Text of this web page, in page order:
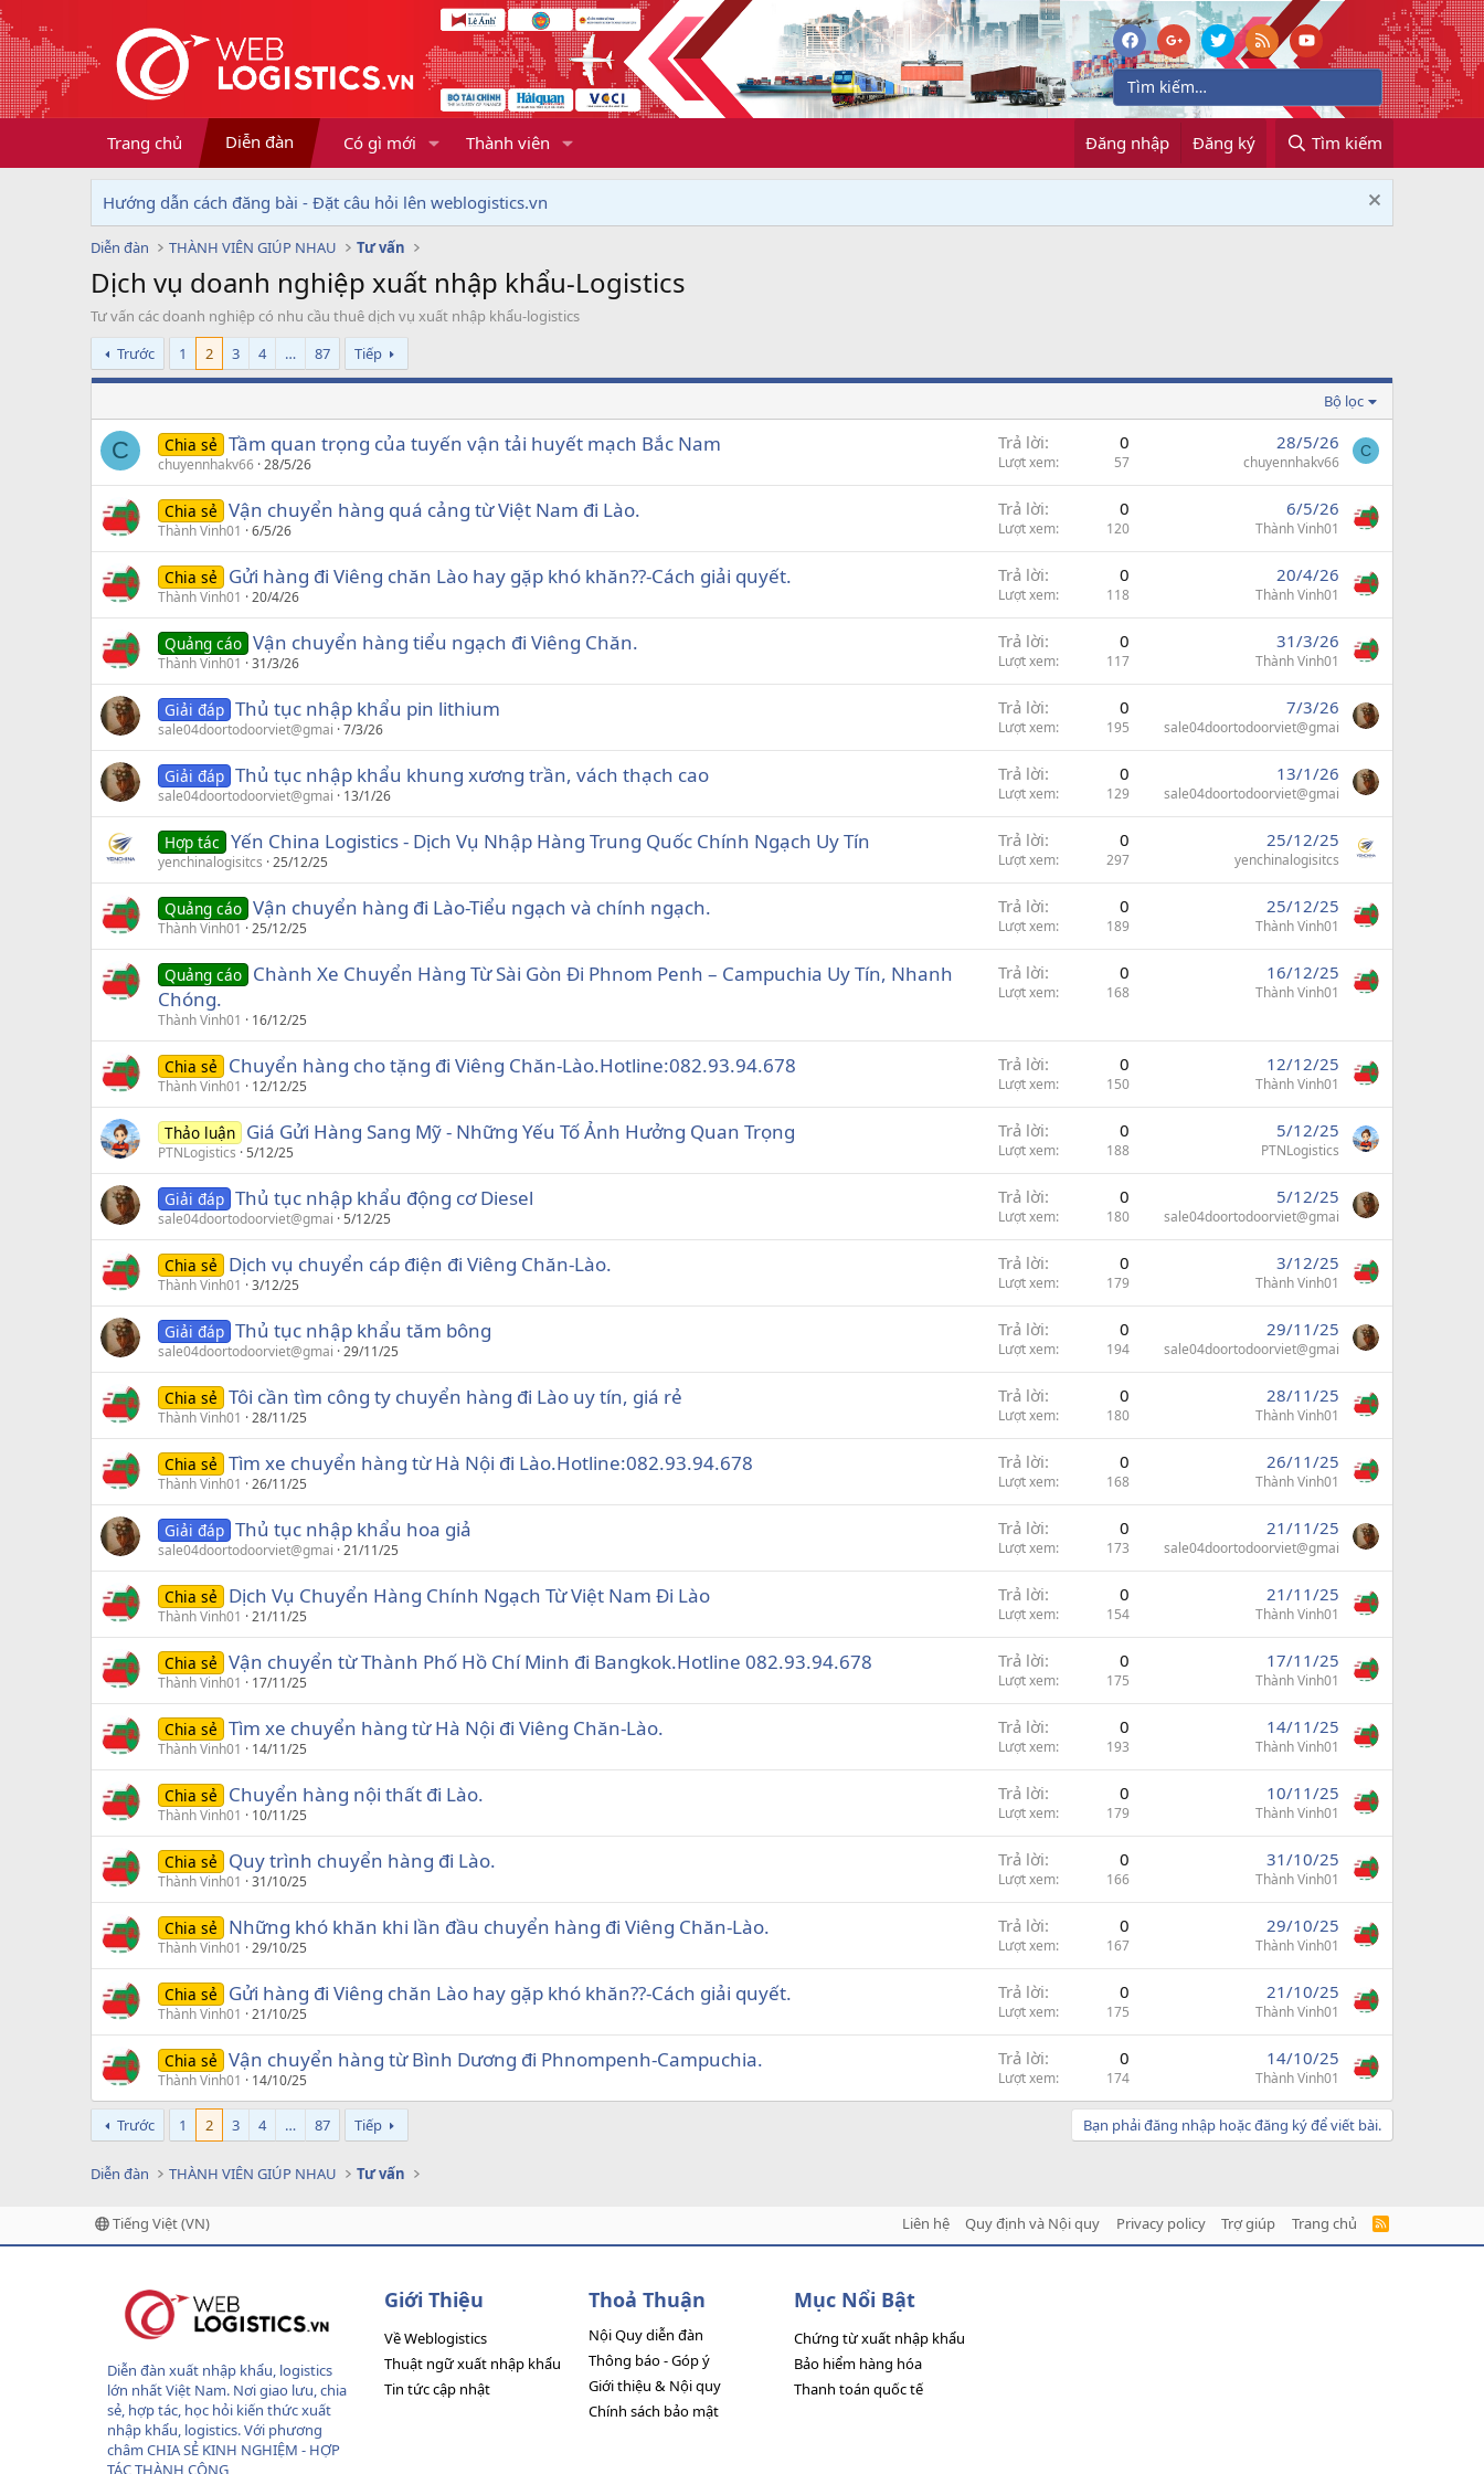
Trang chủ Diễn đàn Có gì mới Thành viên Đăng nhập Đăng ký Tìm kiếm
Hướng dẫn cách đăng bài - Đặt câu hỏi lên weblogistics.vn
Diễn đàn THÀNH VIÊN GIÚP NHAU Tư vấn
Dịch vụ doanh nghiệp xuất nhập khẩu-Logistics
Tư vấn các doanh nghiệp có nhu cầu thuê dịch vụ xuất nhập khẩu-logistics
Trước
1 2 3 4 … 87 Tiếp
Bộ lọc
C Chia sẻ Tầm quan trọng của tuyến vận tải huyết mạch Bắc Nam
chuyennhakv66 28/5/26
Trả lời 0
Lượt xem 57
28/5/26
chuyennhakv66
C
Chia sẻ Vận chuyển hàng quá cảng từ Việt Nam đi Lào.
Thành Vinh01 6/5/26
Trả lời 0
Lượt xem 120
6/5/26
Thành Vinh01
Chia sẻ Gửi hàng đi Viêng chăn Lào hay gặp khó khăn??-Cách giải quyết.
Thành Vinh01 20/4/26
Trả lời 0
Lượt xem 118
20/4/26
Thành Vinh01
Quảng cáo Vận chuyển hàng tiểu ngạch đi Viêng Chăn.
Thành Vinh01 31/3/26
Trả lời 0
Lượt xem 117
31/3/26
Thành Vinh01
Giải đáp Thủ tục nhập khẩu pin lithium
sale04doortodoorviet@gmai 7/3/26
Trả lời 0
Lượt xem 195
7/3/26
sale04doortodoorviet@gmai
Giải đáp Thủ tục nhập khẩu khung xương trần, vách thạch cao
sale04doortodoorviet@gmai 13/1/26
Trả lời 0
Lượt xem 129
13/1/26
sale04doortodoorviet@gmai
Hợp tác Yến China Logistics - Dịch Vụ Nhập Hàng Trung Quốc Chính Ngạch Uy Tín
yenchinalogisitcs 25/12/25
Trả lời 0
Lượt xem 297
25/12/25
yenchinalogisitcs
Quảng cáo Vận chuyển hàng đi Lào-Tiểu ngạch và chính ngạch.
Thành Vinh01 25/12/25
Trả lời 0
Lượt xem 189
25/12/25
Thành Vinh01
Quảng cáo Chành Xe Chuyển Hàng Từ Sài Gòn Đi Phnom Penh – Campuchia Uy Tín, Nhanh
Chóng.
Thành Vinh01 16/12/25
Trả lời 0
Lượt xem 168
16/12/25
Thành Vinh01
Chia sẻ Chuyển hàng cho tặng đi Viêng Chăn-Lào.Hotline:082.93.94.678
Thành Vinh01 12/12/25
Trả lời 0
Lượt xem 150
12/12/25
Thành Vinh01
Thảo luận Giá Gửi Hàng Sang Mỹ - Những Yếu Tố Ảnh Hưởng Quan Trọng
PTNLogistics 5/12/25
Trả lời 0
Lượt xem 188
5/12/25
PTNLogistics
Giải đáp Thủ tục nhập khẩu động cơ Diesel
sale04doortodoorviet@gmai 5/12/25
Trả lời 0
Lượt xem 180
5/12/25
sale04doortodoorviet@gmai
Chia sẻ Dịch vụ chuyển cáp điện đi Viêng Chăn-Lào.
Thành Vinh01 3/12/25
Trả lời 0
Lượt xem 179
3/12/25
Thành Vinh01
Giải đáp Thủ tục nhập khẩu tăm bông
sale04doortodoorviet@gmai 29/11/25
Trả lời 0
Lượt xem 194
29/11/25
sale04doortodoorviet@gmai
Chia sẻ Tôi cần tìm công ty chuyển hàng đi Lào uy tín, giá rẻ
Thành Vinh01 28/11/25
Trả lời 0
Lượt xem 180
28/11/25
Thành Vinh01
Chia sẻ Tìm xe chuyển hàng từ Hà Nội đi Lào.Hotline:082.93.94.678
Thành Vinh01 26/11/25
Trả lời 0
Lượt xem 168
26/11/25
Thành Vinh01
Giải đáp Thủ tục nhập khẩu hoa giả
sale04doortodoorviet@gmai 21/11/25
Trả lời 0
Lượt xem 173
21/11/25
sale04doortodoorviet@gmai
Chia sẻ Dịch Vụ Chuyển Hàng Chính Ngạch Từ Việt Nam Đi Lào
Thành Vinh01 21/11/25
Trả lời 0
Lượt xem 154
21/11/25
Thành Vinh01
Chia sẻ Vận chuyển từ Thành Phố Hồ Chí Minh đi Bangkok.Hotline 082.93.94.678
Thành Vinh01 17/11/25
Trả lời 0
Lượt xem 175
17/11/25
Thành Vinh01
Chia sẻ Tìm xe chuyển hàng từ Hà Nội đi Viêng Chăn-Lào.
Thành Vinh01 14/11/25
Trả lời 0
Lượt xem 193
14/11/25
Thành Vinh01
Chia sẻ Chuyển hàng nội thất đi Lào.
Thành Vinh01 10/11/25
Trả lời 0
Lượt xem 179
10/11/25
Thành Vinh01
Chia sẻ Quy trình chuyển hàng đi Lào.
Thành Vinh01 31/10/25
Trả lời 0
Lượt xem 166
31/10/25
Thành Vinh01
Chia sẻ Những khó khăn khi lần đầu chuyển hàng đi Viêng Chăn-Lào.
Thành Vinh01 29/10/25
Trả lời 0
Lượt xem 167
29/10/25
Thành Vinh01
Chia sẻ Gửi hàng đi Viêng chăn Lào hay gặp khó khăn??-Cách giải quyết.
Thành Vinh01 21/10/25
Trả lời 0
Lượt xem 175
21/10/25
Thành Vinh01
Chia sẻ Vận chuyển hàng từ Bình Dương đi Phnompenh-Campuchia.
Thành Vinh01 14/10/25
Trả lời 0
Lượt xem 174
14/10/25
Thành Vinh01
Trước 1 2 3 4 … 87 Tiếp Bạn phải đăng nhập hoặc đăng ký để viết bài.
Diễn đàn THÀNH VIÊN GIÚP NHAU Tư vấn
Tiếng Việt (VN) Liên hệ Quy định và Nội quy Privacy policy Trợ giúp Trang chủ
R
Diễn đàn xuất nhập khẩu, logistics
lớn nhất Việt Nam. Nơi giao lưu, chia
sẻ, hợp tác, học hỏi kiến thức xuất
nhập khẩu, logistics. Với phương
châm CHIA SẺ KINH NGHIỆM - HỢP
TÁC THÀNH CÔNG
Giới Thiệu
Về Weblogistics
Thuật ngữ xuất nhập khẩu
Tin tức cập nhật
Thoả Thuận
Nội Quy diễn đàn
Thông báo - Góp ý
Giới thiệu & Nội quy
Chính sách bảo mật
Mục Nổi Bật
Chứng từ xuất nhập khẩu
Bảo hiểm hàng hóa
Thanh toán quốc tế